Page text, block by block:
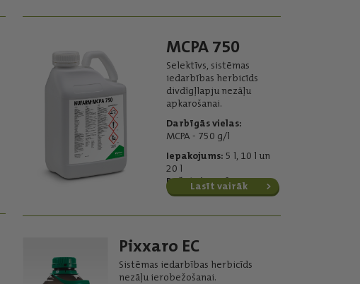
MCPA 750
Selektīvs, sistēmas
iedarbības herbicīds
divdīgļlapju nezāļu
apkarošanai.
Darbīgās vielas:
MCPA - 750 g/l
Iepakojums: 5 l, 10 l un
20 l
Ražotājs:Nufarm
Lasīt vairāk
Pixxaro EC
Sistēmas iedarbības herbicīds
nezāļu ierobežošanai.